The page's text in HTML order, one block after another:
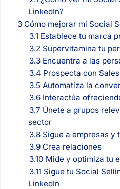
LinkedIn?
3Cómo mejorar mi Social
3.1 Establece tu marca
3.2Supervitamina tu
3.3Encuentra a las
3.4 Prospecta con
3.5 Automatiza la
3.6Interactúa
3.7 Únete a grupos
sector
3.8Sigue a empresas y
3.9Crea relaciones
3.10 Mide y optimiza tu
3.11 Sigue tu Social
LinkedIn